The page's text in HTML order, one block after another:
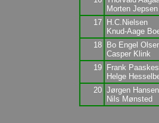
Morten Jepsen
17
H.C.Nielsen
Knud-Aage
18
Bo Engel
Casper Klink
19
Frank
Helge
20 Jørgen Hansen
Nils Mønsted